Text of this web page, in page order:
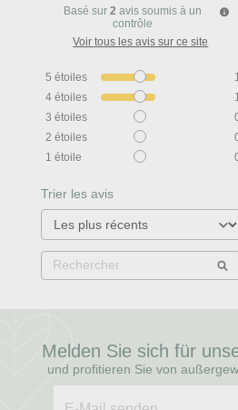
Basé sur 2 avis soumis à un
contrôle
Voir tous les avis sur ce site
5 étoiles
4 étoiles
3 étoiles
2 étoiles
1 étoile
Trier les avis
Melden Sie sich für
und profitieren Sie von